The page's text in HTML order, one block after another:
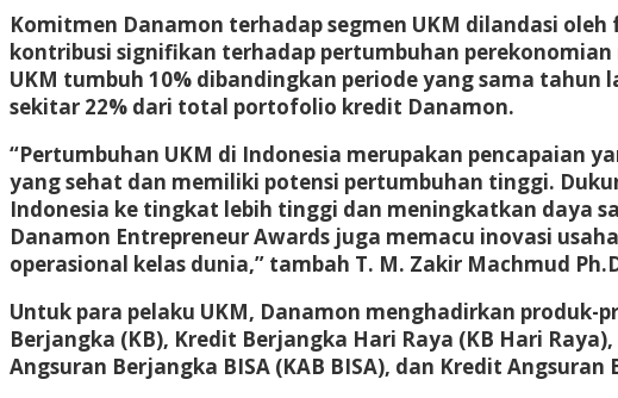
Komitmen Danamon terhadap segmen UKM dilandasi
kontribusi signifikan terhadap pertumbuhan
UKM tumbuh 10% dibandingkan periode yang sama
sekitar 22% dari total portofolio kredit Danamon.
“Pertumbuhan UKM di Indonesia merupakan pencapaian
yang sehat dan memiliki potensi pertumbuhan tinggi.
Indonesia ke tingkat lebih tinggi dan meningkatkan daya
Danamon Entrepreneur Awards juga memacu inovasi
operasional kelas dunia,” tambah T. M. Zakir Machmud
Untuk para pelaku UKM, Danamon menghadirkan produk-
Berjangka (KB), Kredit Berjangka Hari Raya (KB Hari
Angsuran Berjangka BISA (KAB BISA), dan Kredit Angsuran